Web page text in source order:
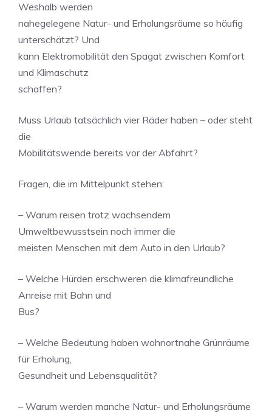
Weshalb werden
nahegelegene Natur- und Erholungsräume so häufig
unterschätzt? Und
kann Elektromobilität den Spagat zwischen Komfort
und Klimaschutz
schaffen?
Muss Urlaub tatsächlich vier Räder haben – oder steht
die
Mobilitätswende bereits vor der Abfahrt?
Fragen, die im Mittelpunkt stehen:
– Warum reisen trotz wachsendem
Umweltbewusstsein noch immer die
meisten Menschen mit dem Auto in den Urlaub?
– Welche Hürden erschweren die klimafreundliche
Anreise mit Bahn und
Bus?
– Welche Bedeutung haben wohnortnahe Grünräume
für Erholung,
Gesundheit und Lebensqualität?
– Warum werden manche Natur- und Erholungsräume